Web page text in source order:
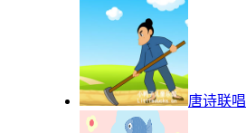
唐诗联唱